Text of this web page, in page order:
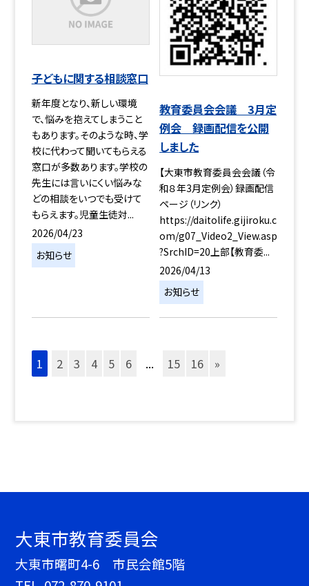
子どもに関する相談窓口
新年度となり、新しい環境
で、悩みを抱えてしまうこと
もあります。そのような時、学
校に代わって聞いてもらえる
窓口が多数あります。学校の
先生には言いにくい悩みな
どの相談をいつでも受けて
もらえます。児童生徒対...
2026/04/23
お知らせ
教育委員会会議 3月定
例会 録画配信を公開
しました
【大東市教育委員会会議（令
和８年3月定例会）録画配信
ページ（リンク）
https://daitolife.gijiroku.c
om/g07_Video2_View.asp
?SrchID=20上部【教育委...
2026/04/13
お知らせ
1 2 3 4 5 6 ... 15 16 »
大東市教育委員会
大東市曙町4-6 市民会館5階